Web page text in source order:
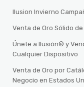
Ilusion Invierno
Venta de Oro Sólido
Únete a Ilusión® y
Cualquier Dispositivo
Venta de Oro por
Negocio en Estados